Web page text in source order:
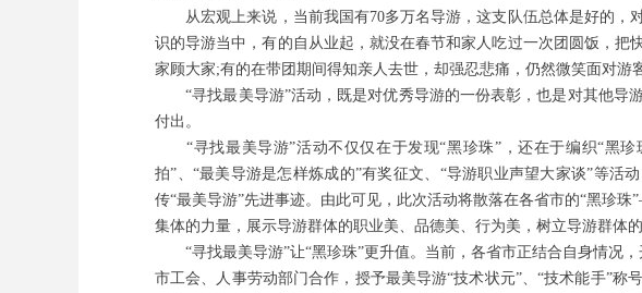
从宏观上来说，当前我国有70多万名导游，这支队伍总体是好的，
识的导游当中，有的自从业起，就没在春节和家人吃过一次团圆饭，
家顾大家;有的在带团期间得知亲人去世，却强忍悲痛，仍然微笑面对
“寻找最美导游”活动，既是对优秀导游的一份表彰，也是对其他导
付出。
“寻找最美导游”活动不仅仅在于发现“黑珍珠”，还在于编织“黑珍
拍”、“最美导游是怎样炼成的”有奖征文、“导游职业声望大家谈”等
传“最美导游”先进事迹。由此可见，此次活动将散落在各省市的“黑珍
集体的力量，展示导游群体的职业美、品德美、行为美，树立导游群体
“寻找最美导游”让“黑珍珠”更升值。当前，各省市正结合自身情况
市工会、人事劳动部门合作，授予最美导游“技术状元”、“技术能手”